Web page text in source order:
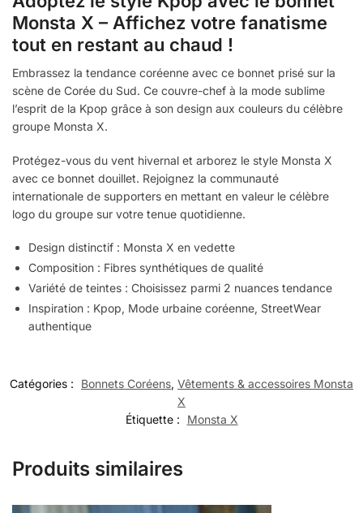
Monsta X – Affichez votre fanatisme
tout en restant au chaud !
Embrassez la tendance coréenne avec ce bonnet prisé sur la
scène de Corée du Sud. Ce couvre-chef à la mode sublime
l’esprit de la Kpop grâce à son design aux couleurs du célèbre
groupe Monsta X.
Protégez-vous du vent hivernal et arborez le style Monsta X
avec ce bonnet douillet. Rejoignez la communauté
internationale de supporters en mettant en valeur le célèbre
logo du groupe sur votre tenue quotidienne.
Design distinctif : Monsta X en vedette
Composition : Fibres synthétiques de qualité
Variété de teintes : Choisissez parmi 2 nuances tendance
Inspiration : Kpop, Mode urbaine coréenne, StreetWear
authentique
Catégories : Bonnets Coréens, Vêtements & accessoires Monsta
X
Étiquette :
Monsta X
Produits similaires